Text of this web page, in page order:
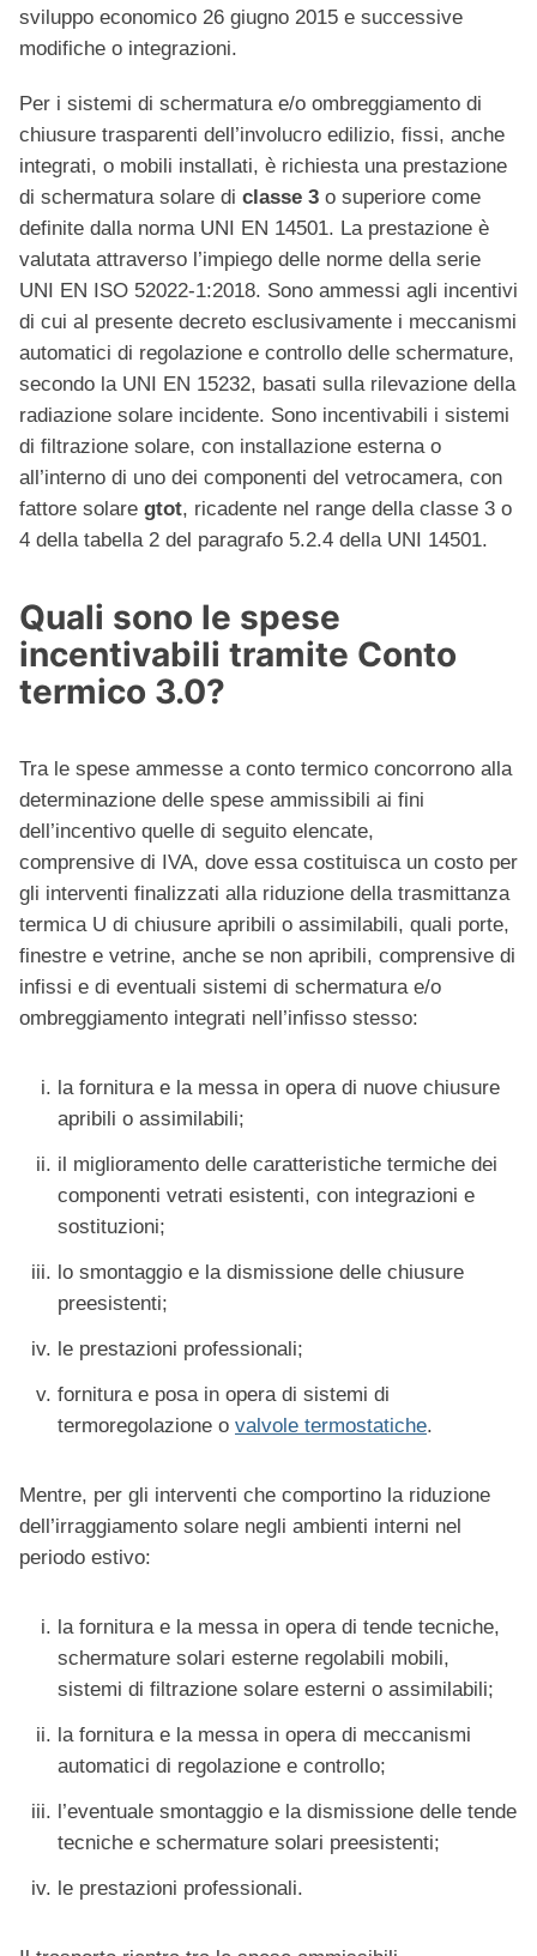
sviluppo economico 26 giugno 2015 e successive
modifiche o integrazioni.
Per i sistemi di schermatura e/o ombreggiamento di
chiusure trasparenti dell’involucro edilizio, fissi, anche
integrati, o mobili installati, è richiesta una prestazione
di schermatura solare di classe 3 o superiore come
definite dalla norma UNI EN 14501. La prestazione è
valutata attraverso l’impiego delle norme della serie
UNI EN ISO 52022-1:2018. Sono ammessi agli incentivi
di cui al presente decreto esclusivamente i meccanismi
automatici di regolazione e controllo delle schermature,
secondo la UNI EN 15232, basati sulla rilevazione della
radiazione solare incidente. Sono incentivabili i sistemi
di filtrazione solare, con installazione esterna o
all’interno di uno dei componenti del vetrocamera, con
fattore solare gtot, ricadente nel range della classe 3 o
4 della tabella 2 del paragrafo 5.2.4 della UNI 14501.
Quali sono le spese
incentivabili tramite Conto
termico 3.0?
Tra le spese ammesse a conto termico concorrono alla
determinazione delle spese ammissibili ai fini
dell’incentivo quelle di seguito elencate,
comprensive di IVA, dove essa costituisca un costo per
gli interventi finalizzati alla riduzione della trasmittanza
termica U di chiusure apribili o assimilabili, quali porte,
finestre e vetrine, anche se non apribili, comprensive di
infissi e di eventuali sistemi di schermatura e/o
ombreggiamento integrati nell’infisso stesso:
la fornitura e la messa in opera di nuove chiusure
apribili o assimilabili;
il miglioramento delle caratteristiche termiche dei
componenti vetrati esistenti, con integrazioni e
sostituzioni;
lo smontaggio e la dismissione delle chiusure
preesistenti;
le prestazioni professionali;
fornitura e posa in opera di sistemi di
termoregolazione o valvole termostatiche.
Mentre, per gli interventi che comportino la riduzione
dell’irraggiamento solare negli ambienti interni nel
periodo estivo:
la fornitura e la messa in opera di tende tecniche,
schermature solari esterne regolabili mobili,
sistemi di filtrazione solare esterni o assimilabili;
la fornitura e la messa in opera di meccanismi
automatici di regolazione e controllo;
l’eventuale smontaggio e la dismissione delle tende
tecniche e schermature solari preesistenti;
le prestazioni professionali.